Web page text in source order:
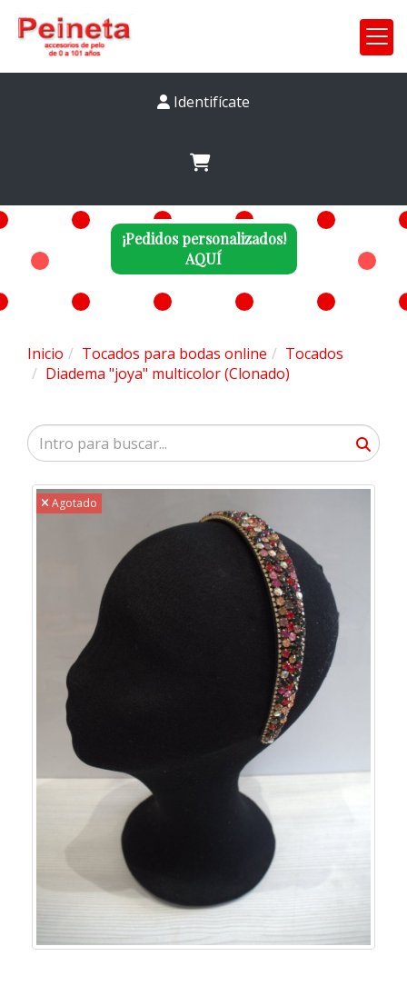
Identifícate
¡Pedidos personalizados!
AQUÍ
Inicio Tocados para bodas online
Tocados
Diadema "joya" multicolor (Clonado)
Agotado